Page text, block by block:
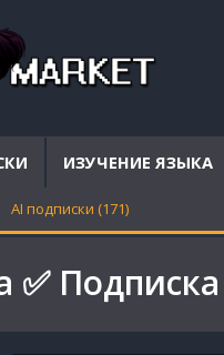
ИЗУЧЕНИЕ ЯЗЫКА
AI подписки (171)
✅